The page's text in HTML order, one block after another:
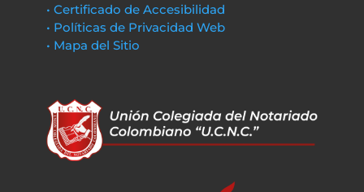
• Certificado de Accesibilidad
• Políticas de Privacidad Web
• Mapa del Sitio